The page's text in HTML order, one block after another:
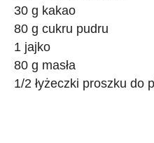
30 g kakao
80 g cukru pudru
1 jajko
80 g masła
1/2 łyżeczki proszku do